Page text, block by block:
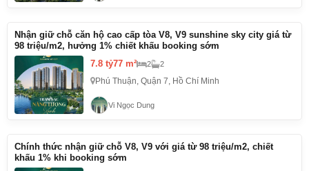
Nhận giữ chỗ căn hộ cao cấp tòa V8, V9 sunshine sky city giá từ
98 triệu/m2, hưởng 1% chiết khấu booking sớm
7.8 tỷ77 m² 2 2
Phú Thuận, Quận 7, Hồ Chí Minh
Vi Ngọc Dung
Chính thức nhận giữ chỗ V8, V9 với giá từ 98 triệu/m2, chiết
khấu 1% khi booking sớm